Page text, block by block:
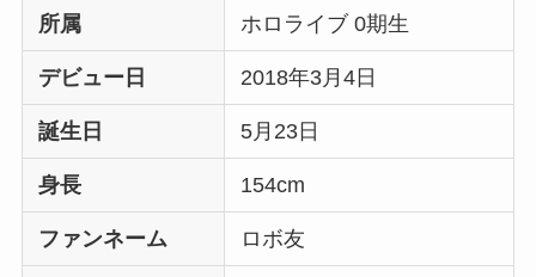
所属 ホロライブ 0期生
デビュー日 2018年3月4日
誕生日 5月23日
身長 154cm
ファンネーム ロボ友